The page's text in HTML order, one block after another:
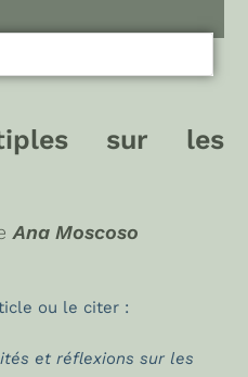
sur les
Ana Moscoso
ou le citer :
et réflexions sur les